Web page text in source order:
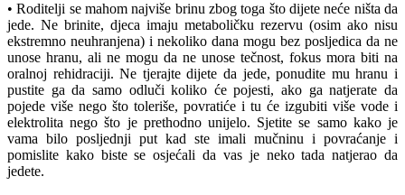
• Roditelji se mahom najviše brinu zbog toga što dijete neće ništa da
jede. Ne brinite, djeca imaju metaboličku rezervu (osim ako nisu
ekstremno neuhranjena) i nekoliko dana mogu bez posljedica da ne
unose hranu, ali ne mogu da ne unose tečnost, fokus mora biti na
oralnoj rehidraciji. Ne tjerajte dijete da jede, ponudite mu hranu i
pustite ga da samo odluči koliko će pojesti, ako ga natjerate da
pojede više nego što toleriše, povratiće i tu će izgubiti više vode i
elektrolita nego što je prethodno unijelo. Sjetite se samo kako je
vama bilo posljednji put kad ste imali mučninu i povraćanje i
pomislite kako biste se osjećali da vas je neko tada natjerao da
jedete.